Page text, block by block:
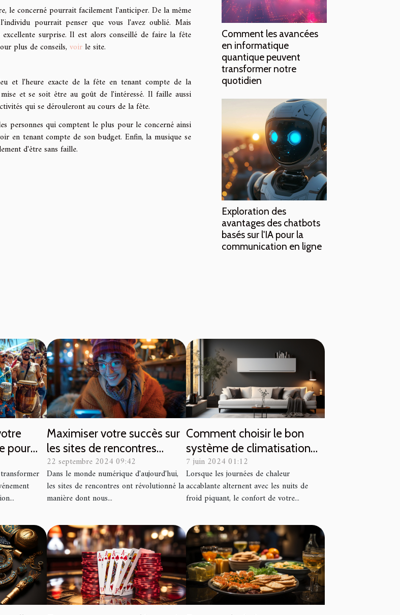
le concerné pourrait facilement l'anticiper. De la même
pourrait penser que vous l'avez oublié. Mais
surprise. Il est alors conseillé de faire la fête
plus de conseils, voirle site.
et l'heure exacte de la fête en tenant compte de la
et se soit être au goût de l'intéressé. Il faille aussi
qui se dérouleront au cours de la fête.
personnes qui comptent le plus pour le concerné ainsi
en tenant compte de son budget. Enfin, la musique se
d'être sans faille.
Comment les avancées
en informatique
quantique peuvent
transformer notre
quotidien
Exploration des
avantages des chatbots
basés sur l'IA pour la
communication en ligne
pour
Maximiser votre succès sur
les sites de rencontres
discrets
22 septembre 2024 09:42
Dans le monde numérique d'aujourd'hui,
les sites de rencontres ont révolutionné la
manière dont nous...
Comment choisir le bon
système de climatisation
réversible pour votre
domicile
7 juin 2024 01:12
Lorsque les journées de chaleur
accablante alternent avec les nuits de
froid piquant, le confort de votre...